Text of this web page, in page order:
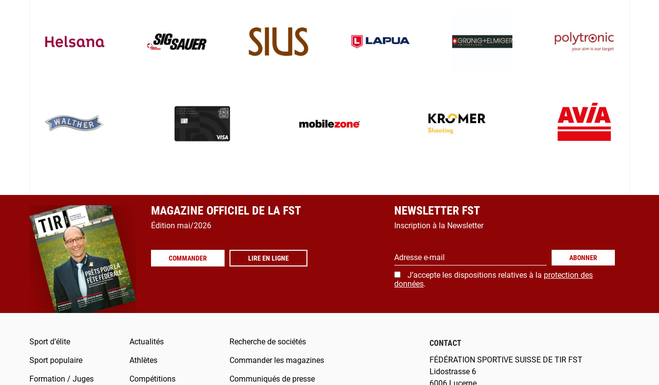
MAGAZINE OFFICIEL DE LA FST
Édition mai/2026
COMMANDER LIRE EN LIGNE
NEWSLETTER FST
Inscription à la Newsletter
Adresse e-mail ABONNER
J’accepte les dispositions relatives à la protection des
données.
Sport d’élite
Sport populaire
Formation / Juges
Actualités
Athlètes
Compétitions
Recherche de sociétés
Commander les magazines
Communiqués de presse
CONTACT
FÉDÉRATION SPORTIVE SUISSE DE TIR FST
Lidostrasse 6